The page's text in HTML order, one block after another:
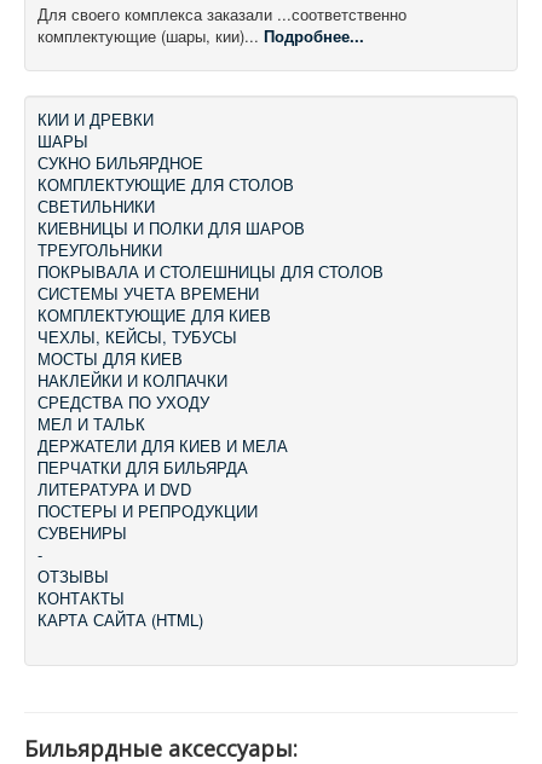
Для своего комплекса заказали ...соответственно
комплектующие (шары, кии)... Подробнее...
КИИ И ДРЕВКИ
ШАРЫ
СУКНО БИЛЬЯРДНОЕ
КОМПЛЕКТУЮЩИЕ ДЛЯ СТОЛОВ
СВЕТИЛЬНИКИ
КИЕВНИЦЫ И ПОЛКИ ДЛЯ ШАРОВ
ТРЕУГОЛЬНИКИ
ПОКРЫВАЛА И СТОЛЕШНИЦЫ ДЛЯ СТОЛОВ
СИСТЕМЫ УЧЕТА ВРЕМЕНИ
КОМПЛЕКТУЮЩИЕ ДЛЯ КИЕВ
ЧЕХЛЫ, КЕЙСЫ, ТУБУСЫ
МОСТЫ ДЛЯ КИЕВ
НАКЛЕЙКИ И КОЛПАЧКИ
СРЕДСТВА ПО УХОДУ
МЕЛ И ТАЛЬК
ДЕРЖАТЕЛИ ДЛЯ КИЕВ И МЕЛА
ПЕРЧАТКИ ДЛЯ БИЛЬЯРДА
ЛИТЕРАТУРА И DVD
ПОСТЕРЫ И РЕПРОДУКЦИИ
СУВЕНИРЫ
-
ОТЗЫВЫ
КОНТАКТЫ
КАРТА САЙТА (HTML)
Бильярдные аксессуары: